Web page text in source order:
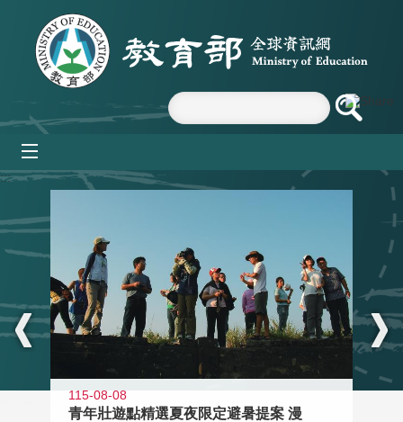
跳到主要內容區塊
:::
115-08-08
青年壯遊點精選夏夜限定避暑提案 漫